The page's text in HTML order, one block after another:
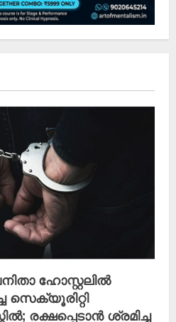
ഹോസ്റ്റലിൽ
സെക്യൂരിറ്റി
രക്ഷപ്പെടാൻ ശ്രമിച്ച